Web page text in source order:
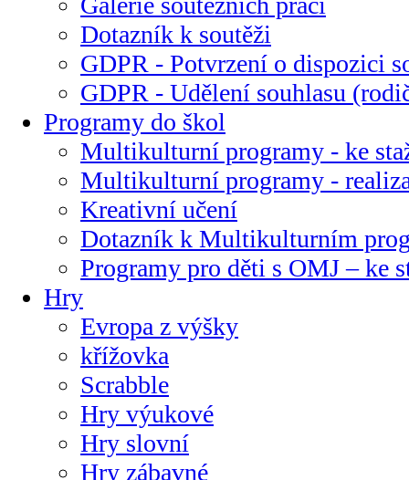
Dotazník k soutěži
GDPR - Potvrzení o dispozici
GDPR - Udělení souhlasu
Programy do škol
Multikulturní programy - ke
Multikulturní programy -
Kreativní učení
Dotazník k Multikulturním
Programy pro děti s OMJ – ke
Hry
Evropa z výšky
křížovka
Scrabble
Hry výukové
Hry slovní
Hry zábavné